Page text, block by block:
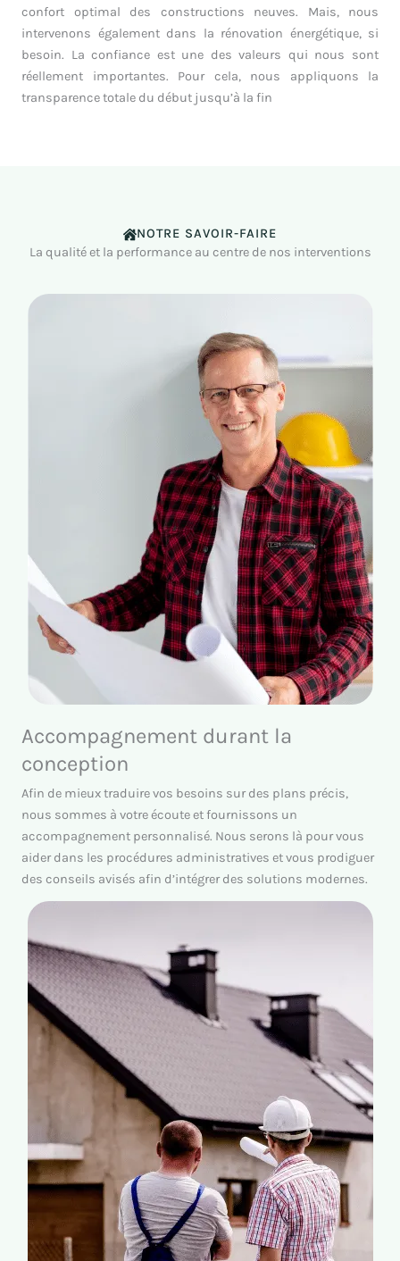
confort optimal des constructions neuves. Mais, nous
intervenons également dans la rénovation énergétique, si
besoin. La confiance est une des valeurs qui nous sont
réellement importantes. Pour cela, nous appliquons la
transparence totale du début jusqu’à la fin
NOTRE SAVOIR-FAIRE
La qualité et la performance au centre de nos interventions
Accompagnement durant la
conception
Afin de mieux traduire vos besoins sur des plans précis,
nous sommes à votre écoute et fournissons un
accompagnement personnalisé. Nous serons là pour vous
aider dans les procédures administratives et vous prodiguer
des conseils avisés afin d’intégrer des solutions modernes.